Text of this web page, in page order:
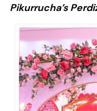
Pikurrucha’s